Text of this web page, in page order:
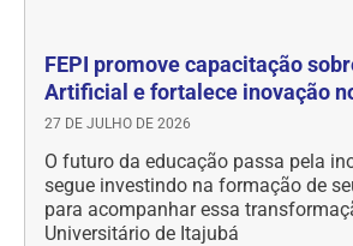
FEPI promove capacitação
Artificial e fortalece inovação
27 DE JULHO DE 2026
O futuro da educação passa pela
segue investindo na formação de
para acompanhar essa
Universitário de Itajubá